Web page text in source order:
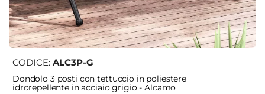
CODICE: ALC3P-G
Dondolo 3 posti con tettuccio in poliestere
idrorepellente in acciaio grigio - Alcamo